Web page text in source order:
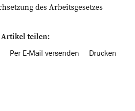
des Arbeitsgesetzes
Artikel teilen:
Per E-Mail versenden Drucken